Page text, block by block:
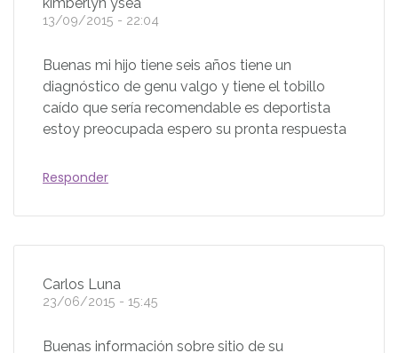
13/09/2015 - 22:04
Buenas mi hijo tiene seis años tiene un
diagnóstico de genu valgo y tiene el tobillo
caído que sería recomendable es deportista
estoy preocupada espero su pronta respuesta
Responder
Carlos Luna
23/06/2015 - 15:45
Buenas información sobre sitio de su